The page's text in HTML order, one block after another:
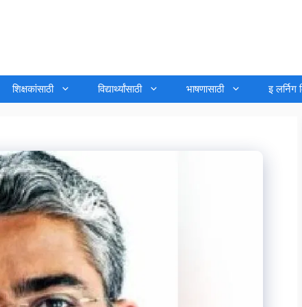
शिक्षकांसाठी विद्यार्थ्यांसाठी भाषणासाठी इ लर्निग